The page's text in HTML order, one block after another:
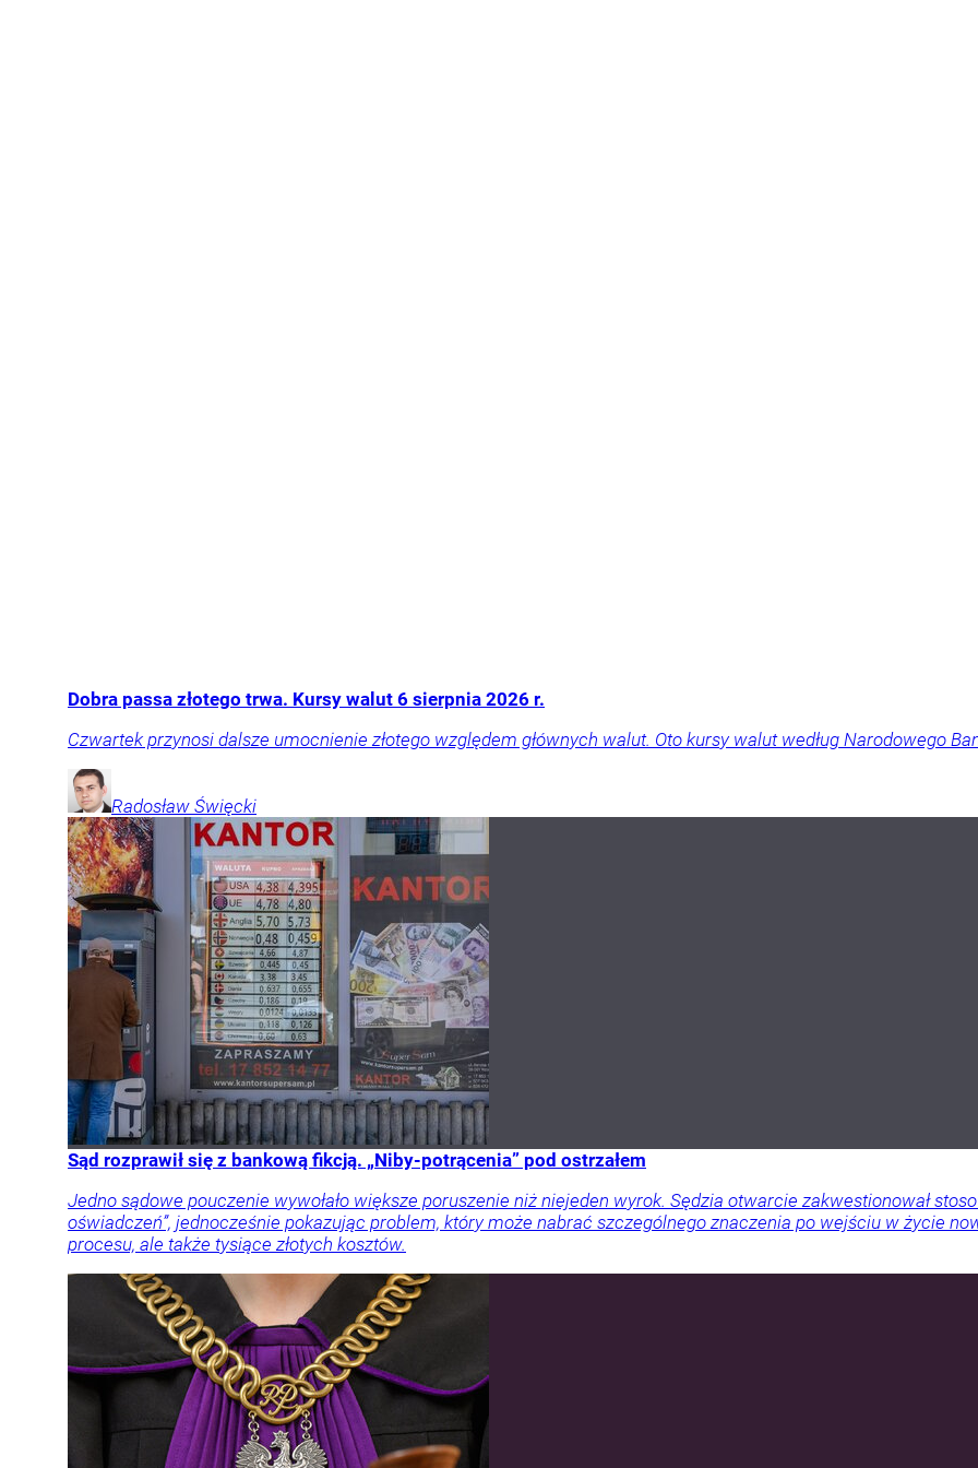
Dobra passa złotego trwa. Kursy walut 6 sierpnia 2026 r.
Czwartek przynosi dalsze umocnienie złotego względem głównych walut. Oto kursy walut według Narodowego
Radosław Święcki
Sąd rozprawił się z bankową fikcją. „Niby-potrącenia” pod ostrzałem
Jedno sądowe pouczenie wywołało większe poruszenie niż niejeden wyrok. Sędzia otwarcie zakwestionował
oświadczeń”, jednocześnie pokazując problem, który może nabrać szczególnego znaczenia po wejściu w życie
procesu, ale także tysiące złotych kosztów.